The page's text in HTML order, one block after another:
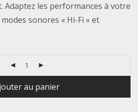
Adaptez les performances à votre
sonores « Hi-Fi » et
au panier